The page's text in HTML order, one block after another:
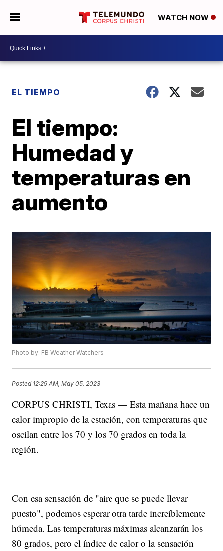
WATCH NOW
EL TIEMPO
El tiempo:
Humedad y
temperaturas en
aumento
Photo by: FB Weather Watchers
Posted 12:29 AM, May 05, 2023
CORPUS CHRISTI, Texas — Esta mañana hace un
calor impropio de la estación, con temperaturas que
oscilan entre los 70 y los 70 grados en toda la
región.
Con esa sensación de "aire que se puede llevar
puesto", podemos esperar otra tarde increíblemente
húmeda. Las temperaturas máximas alcanzarán los
80 grados, pero el índice de calor o la sensación